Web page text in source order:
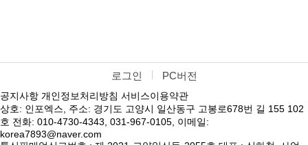
로그인 PC버전
공지사항 개인정보처리방침 서비스이용약관
상호: 인포엑스, 주소: 경기도 고양시 일산동구 고봉로678번 길 155 102
호 전화: 010-4730-4343, 031-967-0105, 이메일:
korea7893@naver.com